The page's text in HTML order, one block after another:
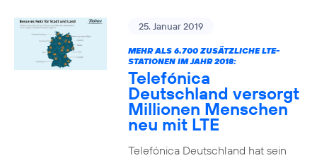
25. Januar 2019
MEHR ALS 6.700 ZUSÄTZLICHE LTE-
STATIONEN IM JAHR 2018:
Telefónica
Deutschland versorgt
Millionen Menschen
neu mit LTE
Telefónica Deutschland hat sein